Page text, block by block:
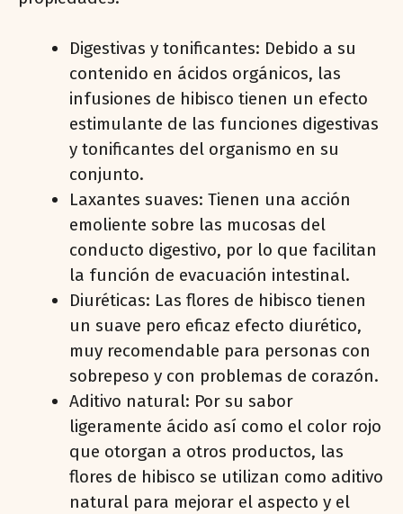
Digestivas y tonificantes: Debido a su
contenido en ácidos orgánicos, las
infusiones de hibisco tienen un efecto
estimulante de las funciones digestivas
y tonificantes del organismo en su
conjunto.
Laxantes suaves: Tienen una acción
emoliente sobre las mucosas del
conducto digestivo, por lo que facilitan
la función de evacuación intestinal.
Diuréticas: Las flores de hibisco tienen
un suave pero eficaz efecto diurético,
muy recomendable para personas con
sobrepeso y con problemas de corazón.
Aditivo natural: Por su sabor
ligeramente ácido así como el color rojo
que otorgan a otros productos, las
flores de hibisco se utilizan como aditivo
natural para mejorar el aspecto y el